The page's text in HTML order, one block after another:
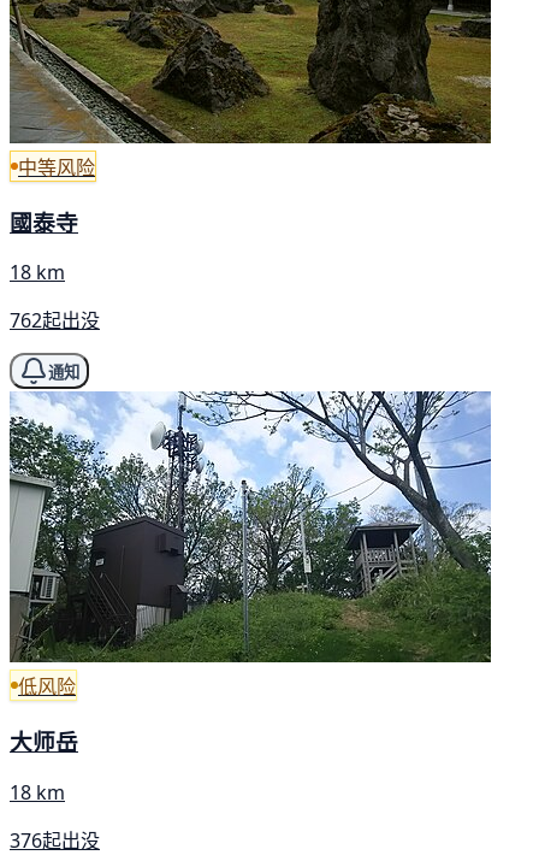
中等风险
國泰寺
18 km
762起出没
通知
低风险
大师岳
18 km
376起出没